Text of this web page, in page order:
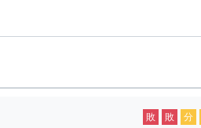
敗 敗 分